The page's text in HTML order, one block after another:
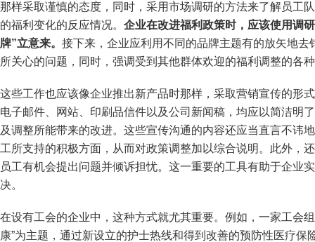
那样采取谨慎的态度，同时，采用市场调研的方法来了解员工
的福利变化的反应情况。 企业在改进福利政策时，应该使用调
牌”立意来。 接下来，企业应利用不同的品牌主题有的放矢地
所关心的问题，同时，强调受到其他群体欢迎的福利调整的各
这些工作也应该像企业推出新产品时那样，采取营销宣传的形
电子邮件、网站、印刷品信件以及公司新闻稿，均应以简洁明
及调整所能带来的改进。这些宣传沟通的内容还应当直言不讳
工所支持的积极方面，从而对政策调整加以综合说明。此外，
员工有机会提出问题并倾诉担忧。这一重要的工具有助于企业
决。
在设有工会的企业中，这种方式就尤其重要。例如，一家工会
康”为主题，通过新设立的护士热线和得到改善的预防性医疗